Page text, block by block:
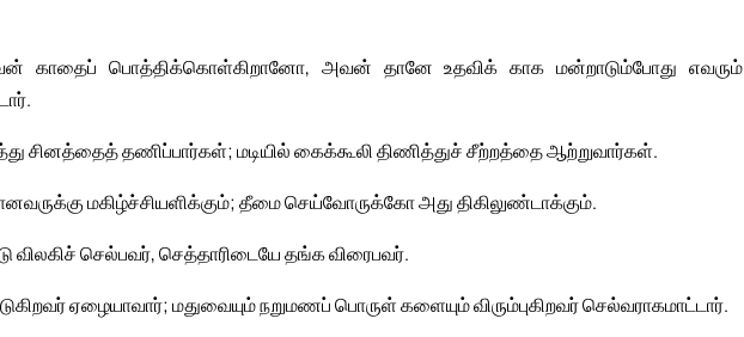
காதைப் பொத்திக்கொள்கிறானோ, அவன் தானே உதவிக் காக மன்றாடும்போது எவரும்
தணிப்பார்கள்; மடியில் கைக்கூலி திணித்துச் சீற்றத்தை ஆற்றுவார்கள்.
மகிழ்ச்சியளிக்கும்; தீமை செய்வோருக்கோ அது திகிலுண்டாக்கும்.
விலகிச் செல்பவர், செத்தாரிடையே தங்க விரைபவர்.
ஏழையாவார்; மதுவையும் நறுமணப் பொருள் களையும் விரும்புகிறவர் செல்வராகமாட்டார்.